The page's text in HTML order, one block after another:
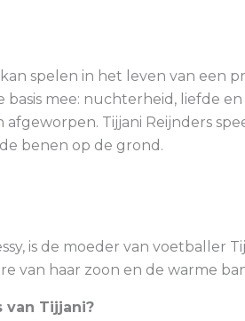
spelen in het leven van een
mee: nuchterheid, liefde
Tijjani Reijnders
benen op de grond.
is de moeder van voetballer
van haar zoon en de warme
van Tijjani?